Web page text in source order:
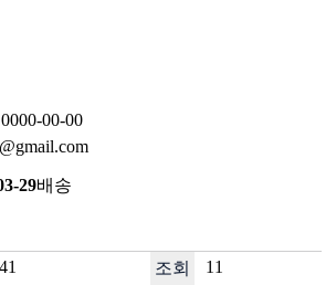
29배송
0000-00-00
11